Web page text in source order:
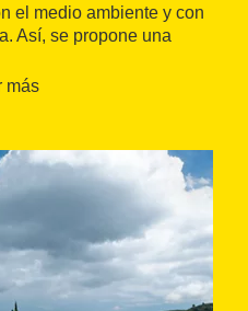
el medio ambiente y con
Así, se propone una
, con
más